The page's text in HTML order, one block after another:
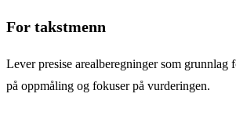
For takstmenn
Lever presise arealberegninger som grunnlag
på oppmåling og fokuser på vurderingen.